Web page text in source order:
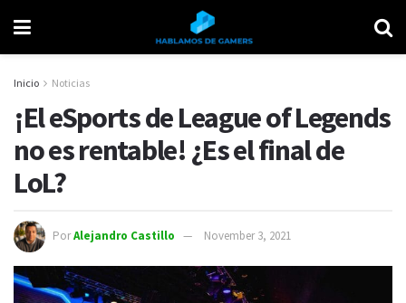
Inicio Noticias
¡El eSports de League of Legends
no es rentable! ¿Es el final de
LoL?
PorAlejandro Castillo November 3, 2021